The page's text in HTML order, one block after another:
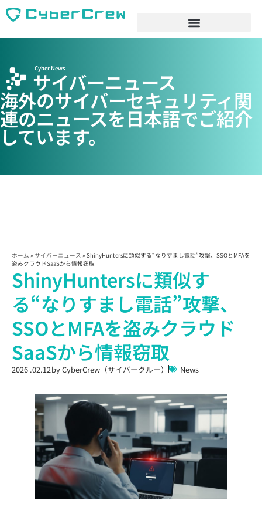
サイバーニュース
Cyber News
海外のサイバーセキュリティ関
連のニュースを日本語でご紹介
しています。
ホーム » サイバーニュース » ShinyHuntersに類似する“なりすまし電話”攻撃、SSOとMFAを
盗みクラウドSaaSから情報窃取
ShinyHuntersに類似す
る“なりすまし電話”攻撃、
SSOとMFAを盗みクラウド
SaaSから情報窃取
2026 .02.12byCyberCrew（サイバークルー） News